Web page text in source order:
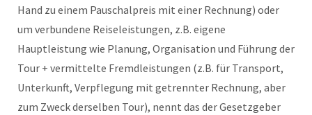
Hand zu einem Pauschalpreis mit einer Rechnung) oder
um verbundene Reiseleistungen, z.B. eigene
Hauptleistung wie Planung, Organisation und Führung der
Tour + vermittelte Fremdleistungen (z.B. für Transport,
Unterkunft, Verpflegung mit getrennter Rechnung, aber
zum Zweck derselben Tour), nennt das der Gesetzgeber